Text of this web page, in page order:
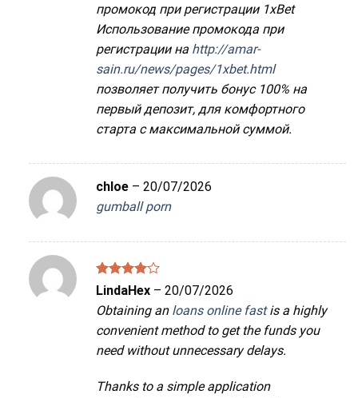
hạng
25
sao
промокод при регистрации 1xBet
Использование промокода при
регистрации на http://amar-
sain.ru/news/pages/1xbet.html
позволяет получить бонус 100% на
первый депозит, для комфортного
старта с максимальной суммой.
chloe – 20/07/2026
gumball porn
Được
xếp hạng
45 sao
LindaHex – 20/07/2026
Obtaining an loans online fastis a highly
convenient method to get the funds you
need without unnecessary delays.
Thanks to a simple application